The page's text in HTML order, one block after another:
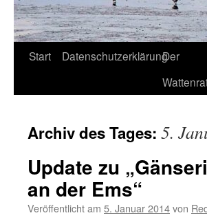
Start DatenschutzerklärungDer
Archiv des Tages: 5.
Update zu
an der Ems“
Veröffentlicht am 5. Januar 2014von